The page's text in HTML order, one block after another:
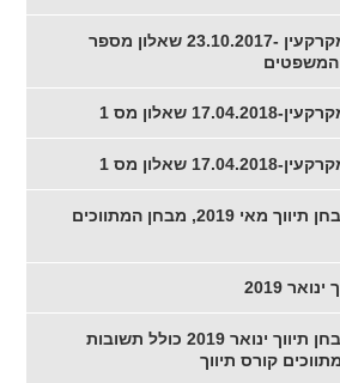
רשם המתווכים במקרקעין -23.10.2017 שאלון מספר
שאלון מס 1
שאלון מס 1
רשם המתווכים, מבחן תיווך מאי 2019, מבחן המתווכים
2019
רשם המתווכים, מבחן תיווך ינואר 2019 כולל תשובות
קורס תיווך